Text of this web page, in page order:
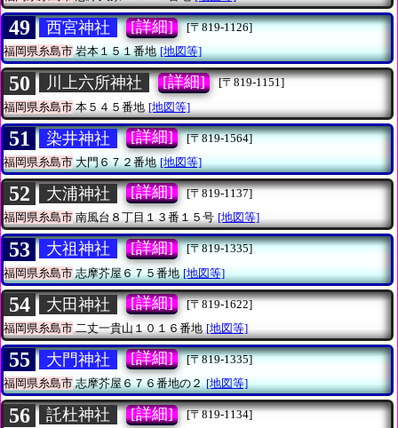
49 西宮神社 [詳細]
[〒819-1126]
福岡県糸島市岩本１５１番地 [地図等]
50 川上六所神社 [詳細]
[〒819-1151]
福岡県糸島市 本５４５番地 [地図等]
51 染井神社 [詳細]
[〒819-1564]
福岡県糸島市大門６７２番地 [地図等]
52 大浦神社 [詳細]
[〒819-1137]
福岡県糸島市南風台８丁目１３番１５号 [地図等]
53 大祖神社 [詳細]
[〒819-1335]
福岡県糸島市志摩芥屋６７５番地 [地図等]
54 大田神社 [詳細]
[〒819-1622]
福岡県糸島市二丈一貴山１０１６番地 [地図等]
55 大門神社 [詳細]
[〒819-1335]
福岡県糸島市志摩芥屋６７６番地の２ [地図等]
56 託杜神社 [詳細]
[〒819-1134]